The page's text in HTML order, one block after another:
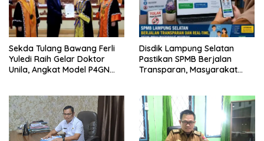
Sekda Tulang Bawang Ferli
Yuledi Raih Gelar Doktor
Unila, Angkat Model P4GN
Disdik Lampung Selatan
Pastikan SPMB Berjalan
Transparan, Masyarakat